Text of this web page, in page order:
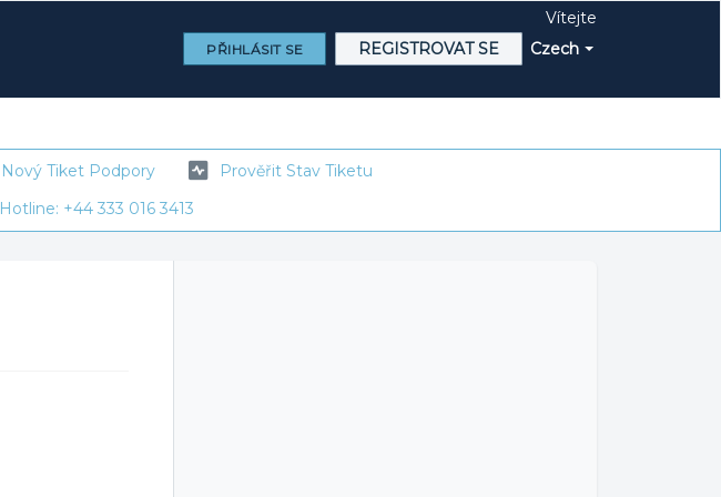
Czech
Vítejte
PŘIHLÁSIT SE REGISTROVAT SE
Nový Tiket Podpory
Prověřit Stav Tiketu
Hotline: +44 333 016 3413